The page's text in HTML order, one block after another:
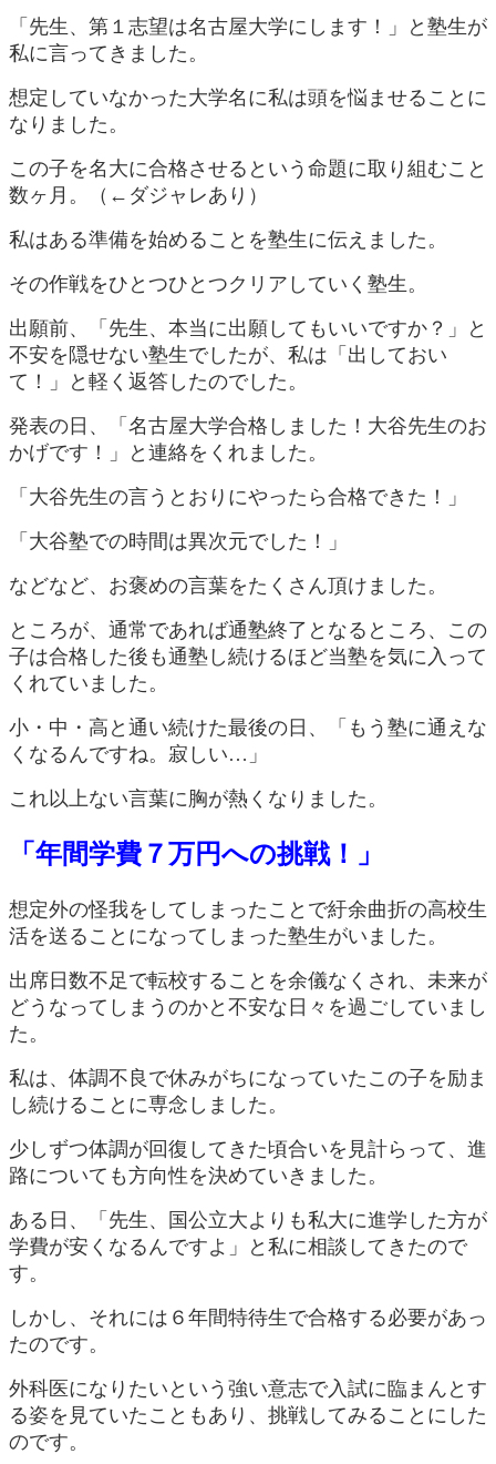
「先生、第１志望は名古屋大学にします！」と塾生が
私に言ってきました。
想定していなかった大学名に私は頭を悩ませることに
なりました。
この子を名大に合格させるという命題に取り組むこと
数ヶ月。（←ダジャレあり）
私はある準備を始めることを塾生に伝えました。
その作戦をひとつひとつクリアしていく塾生。
出願前、「先生、本当に出願してもいいですか？」と
不安を隠せない塾生でしたが、私は「出しておい
て！」と軽く返答したのでした。
発表の日、「名古屋大学合格しました！大谷先生のお
かげです！」と連絡をくれました。
「大谷先生の言うとおりにやったら合格できた！」
「大谷塾での時間は異次元でした！」
などなど、お褒めの言葉をたくさん頂けました。
ところが、通常であれば通塾終了となるところ、この
子は合格した後も通塾し続けるほど当塾を気に入って
くれていました。
小・中・高と通い続けた最後の日、「もう塾に通えな
くなるんですね。寂しい…」
これ以上ない言葉に胸が熱くなりました。
「年間学費７万円への挑戦！」
想定外の怪我をしてしまったことで紆余曲折の高校生
活を送ることになってしまった塾生がいました。
出席日数不足で転校することを余儀なくされ、未来が
どうなってしまうのかと不安な日々を過ごしていまし
た。
私は、体調不良で休みがちになっていたこの子を励ま
し続けることに専念しました。
少しずつ体調が回復してきた頃合いを見計らって、進
路についても方向性を決めていきました。
ある日、「先生、国公立大よりも私大に進学した方が
学費が安くなるんですよ」と私に相談してきたので
す。
しかし、それには６年間特待生で合格する必要があっ
たのです。
外科医になりたいという強い意志で入試に臨まんとす
る姿を見ていたこともあり、挑戦してみることにした
のです。